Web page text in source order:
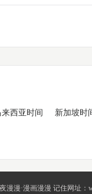
来西亚时间 新加坡时
漫漫·漫画漫漫 记住网址：